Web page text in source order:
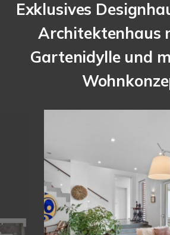
Exklusives
Architektenhaus
Gartenidylle und